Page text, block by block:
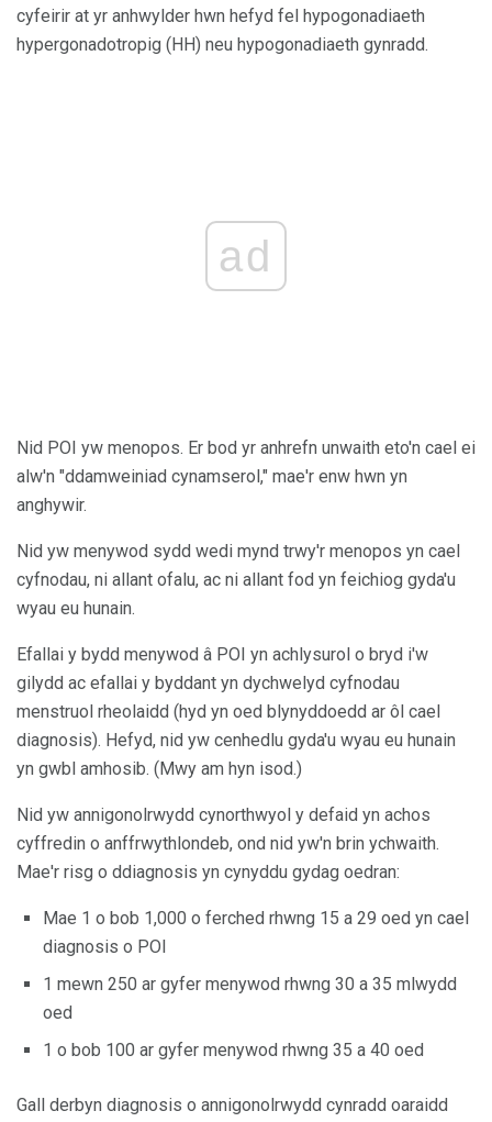
cyfeirir at yr anhwylder hwn hefyd fel hypogonadiaeth
hypergonadotropig (HH) neu hypogonadiaeth gynradd.
ad
Nid POI yw menopos. Er bod yr anhrefn unwaith eto'n cael ei
alw'n "ddamweiniad cynamserol," mae'r enw hwn yn
anghywir.
Nid yw menywod sydd wedi mynd trwy'r menopos yn cael
cyfnodau, ni allant ofalu, ac ni allant fod yn feichiog gyda'u
wyau eu hunain.
Efallai y bydd menywod â POI yn achlysurol o bryd i'w
gilydd ac efallai y byddant yn dychwelyd cyfnodau
menstruol rheolaidd (hyd yn oed blynyddoedd ar ôl cael
diagnosis). Hefyd, nid yw cenhedlu gyda'u wyau eu hunain
yn gwbl amhosib. (Mwy am hyn isod.)
Nid yw annigonolrwydd cynorthwyol y defaid yn achos
cyffredin o anffrwythlondeb, ond nid yw'n brin ychwaith.
Mae'r risg o ddiagnosis yn cynyddu gydag oedran:
Mae 1 o bob 1,000 o ferched rhwng 15 a 29 oed yn cael
diagnosis o POI
1 mewn 250 ar gyfer menywod rhwng 30 a 35 mlwydd
oed
1 o bob 100 ar gyfer menywod rhwng 35 a 40 oed
Gall derbyn diagnosis o annigonolrwydd cynradd oaraidd